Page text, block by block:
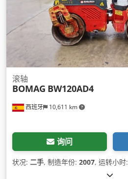
西班牙 10,611 km
滚轴
BOMAG BW120AD4
询问
状况: 二手, 制造年份: 2007, 运转小时: